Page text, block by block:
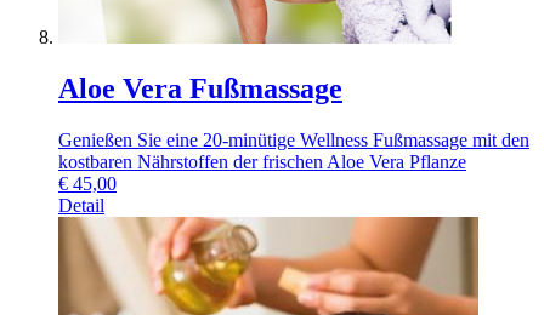
Aloe Vera Fußmassage
Genießen Sie eine 20-minütige Wellness Fußmassage mit den
kostbaren Nährstoffen der frischen Aloe Vera Pflanze
€ 45,00
Detail